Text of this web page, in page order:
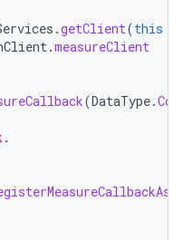
.getClient(this
.measureClient
(DataType.